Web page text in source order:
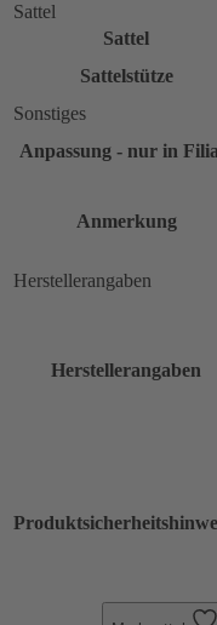
Sattel
Sattel
Sattelstütze
Sonstiges
Anpassung - nur in
Anmerkung
Herstellerangaben
Herstellerangaben